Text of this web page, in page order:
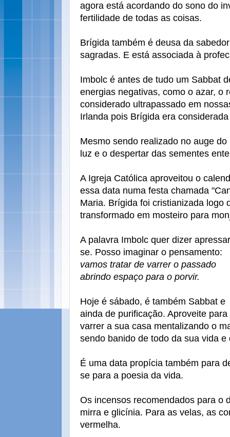
agora está acordando do sono do
fertilidade de todas as coisas.
Brígida também é deusa da
sagradas. E está associada à
Imbolc é antes de tudo um Sabbat
energias negativas, como o azar, o
considerado ultrapassado em
Irlanda pois Brígida era
Mesmo sendo realizado no auge
luz e o despertar das sementes
A Igreja Católica aproveitou o
essa data numa festa chamada
Maria. Brígida foi cristianizada logo
transformado em mosteiro para
A palavra Imbolc quer dizer
se. Posso imaginar o pensamento:
vamos tratar de varrer o passado
abrindo espaço para o porvir.
Hoje é sábado, é também Sabbat e
ainda de purificação. Aproveite para
varrer a sua casa mentalizando o
sendo banido de todo da sua vida e
É uma data propícia também para
se para a poesia da vida.
Os incensos recomendados para o
mirra e glicínia. Para as velas, as
vermelha.